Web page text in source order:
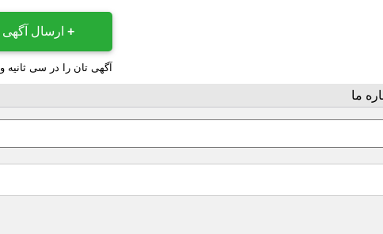
+ارسال آگهی
آگهی تان را در سی ثانیه
ما